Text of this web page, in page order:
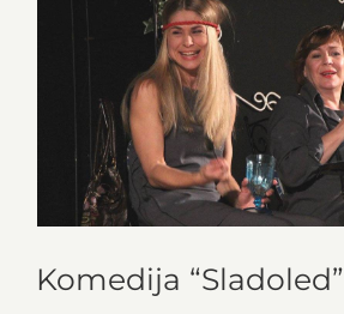
Komedija “Sladoled”